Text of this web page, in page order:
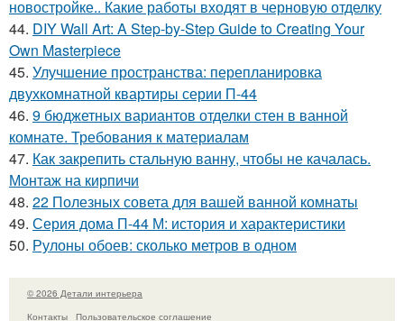
новостройке.. Какие работы входят в черновую отделку
44. DIY Wall Art: A Step-by-Step Guide to Creating Your
Own Masterpiece
45. Улучшение пространства: перепланировка
двухкомнатной квартиры серии П-44
46. 9 бюджетных вариантов отделки стен в ванной
комнате. Требования к материалам
47. Как закрепить стальную ванну, чтобы не качалась.
Монтаж на кирпичи
48. 22 Полезных совета для вашей ванной комнаты
49. Серия дома П-44 М: история и характеристики
50. Рулоны обоев: сколько метров в одном
© 2026 Детали интерьера
Контакты
Пользовательское соглашение